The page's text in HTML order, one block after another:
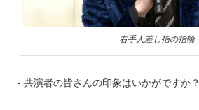
右手人差し指の指輪
‐ 共演者の皆さんの印象はいかがですか？